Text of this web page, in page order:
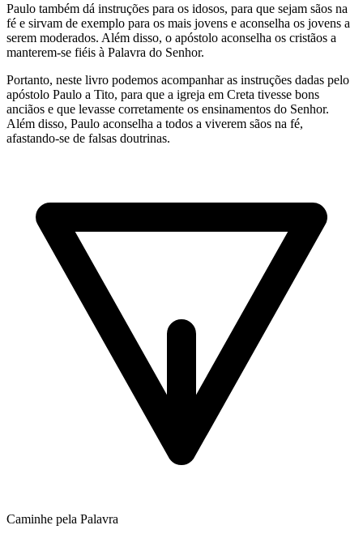
Paulo também dá instruções para os idosos, para que sejam sãos na
fé e sirvam de exemplo para os mais jovens e aconselha os jovens a
serem moderados. Além disso, o apóstolo aconselha os cristãos a
manterem-se fiéis à Palavra do Senhor.
Portanto, neste livro podemos acompanhar as instruções dadas pelo
apóstolo Paulo a Tito, para que a igreja em Creta tivesse bons
anciãos e que levasse corretamente os ensinamentos do Senhor.
Além disso, Paulo aconselha a todos a viverem sãos na fé,
afastando-se de falsas doutrinas.
Caminhe pela Palavra